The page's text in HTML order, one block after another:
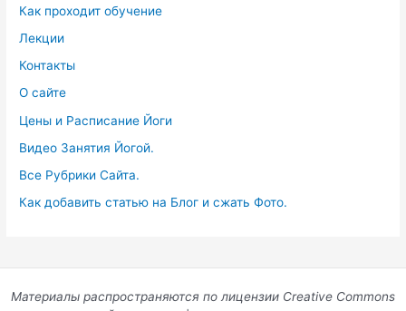
Как проходит обучение
Лекции
Контакты
О сайте
Цены и Расписание Йоги
Видео Занятия Йогой.
Все Рубрики Сайта.
Как добавить статью на Блог и сжать Фото.
Материалы распространяются по лицензии Creative Commons